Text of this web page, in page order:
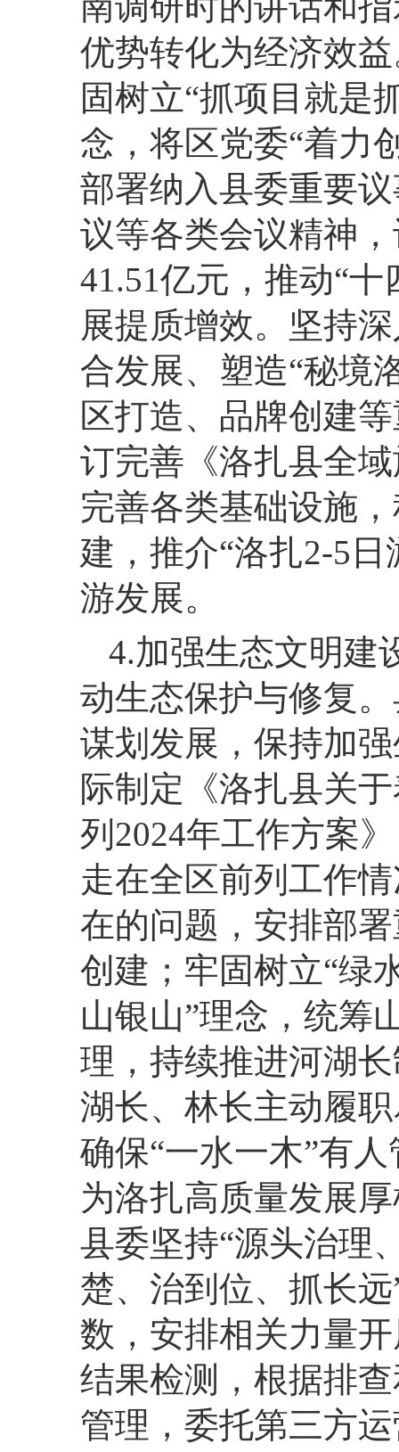
优势转化为经济效
固树立“抓项目就是
念，将区党委“着力
部署纳入县委重要
议等各类会议精神
41.51亿元，推动“
展提质增效。坚持
合发展、塑造“秘境
区打造、品牌创建
订完善《洛扎县全
完善各类基础设施
建，推介“洛扎2-5
游发展。
4.加强生态文明建
动生态保护与修复
谋划发展，保持加
际制定《洛扎县关
列2024年工作方案
走在全区前列工作
在的问题，安排部
创建；牢固树立“绿
山银山”理念，统筹
理，持续推进河湖
湖长、林长主动履
确保“一水一木”有
为洛扎高质量发展
县委坚持“源头治理
楚、治到位、抓长
数，安排相关力量
结果检测，根据排
管理，委托第三方